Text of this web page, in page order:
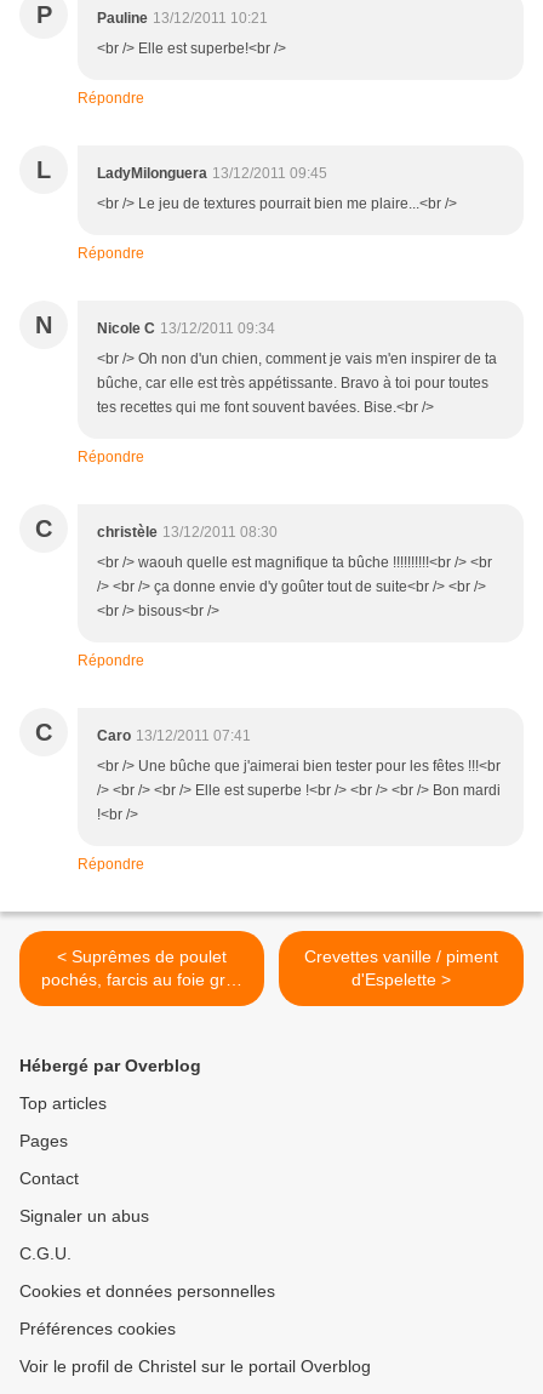
P Pauline 13/12/2011 10:21
<br /> Elle est superbe!<br />
Répondre
L LadyMilonguera 13/12/2011 09:45
<br /> Le jeu de textures pourrait bien me plaire...<br />
Répondre
N Nicole C 13/12/2011 09:34
<br /> Oh non d'un chien, comment je vais m'en inspirer de ta
bûche, car elle est très appétissante. Bravo à toi pour toutes
tes recettes qui me font souvent bavées. Bise.<br />
Répondre
C christèle 13/12/2011 08:30
<br /> waouh quelle est magnifique ta bûche !!!!!!!!!!<br /> <br
/> <br /> ça donne envie d'y goûter tout de suite<br /> <br />
<br /> bisous<br />
Répondre
C Caro 13/12/2011 07:41
<br /> Une bûche que j'aimerai bien tester pour les fêtes !!!<br
/> <br /> <br /> Elle est superbe !<br /> <br /> <br /> Bon mardi
!<br />
Répondre
< Suprêmes de poulet
pochés, farcis au foie gras
et aux cèpes
Crevettes vanille / piment
d'Espelette >
Hébergé par Overblog
Top articles
Pages
Contact
Signaler un abus
C.G.U.
Cookies et données personnelles
Préférences cookies
Voir le profil de Christel sur le portail Overblog